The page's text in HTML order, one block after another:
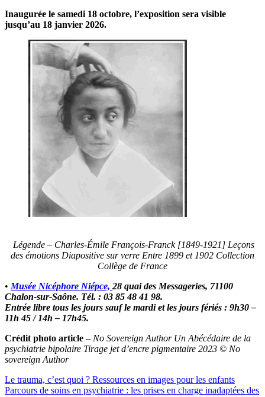
Inaugurée le samedi 18 octobre, l’exposition sera visible
jusqu’au 18 janvier 2026.
Légende – Charles-Émile François-Franck [1849-1921] Leçons
des émotions Diapositive sur verre Entre 1899 et 1902 Collection
Collège de France
• Musée Nicéphore Niépce, 28 quai des Messageries, 71100
Chalon-sur-Saône. Tél. : 03 85 48 41 98.
Entrée libre tous les jours sauf le mardi et les jours fériés : 9h30 –
11h 45 / 14h – 17h45.
Crédit photo article – No Sovereign Author Un Abécédaire de la
psychiatrie bipolaire Tirage jet d’encre pigmentaire 2023 © No
sovereign Author
Le trauma, c’est quoi ? Ressources en images pour les enfants
Parcours de soins en psychiatrie : les prises en charge inadaptées des